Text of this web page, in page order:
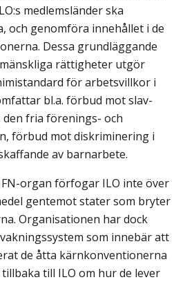
medlemsländer ska
och genomföra innehållet i de
Dessa grundläggande
rättigheter utgör
för arbetsvillkor i
bl.a. förbud mot slav-
fria förenings- och
förbud mot diskriminering i
av barnarbete.
organ förfogar ILO inte över
gentemot stater som bryter
Organisationen har dock
som innebär att
de åtta kärnkonventionerna
till ILO om hur de lever